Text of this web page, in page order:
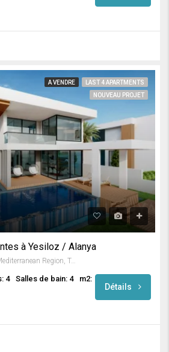
A VENDRE
LAST 4 APARTMENTS
NOUVEAU PROJET
à Yesiloz / Alanya
Yeşilöz, Alanya, Antalya, Mediterranean Region, Turkey
4 Salles de bain: 4
m2:
Détails